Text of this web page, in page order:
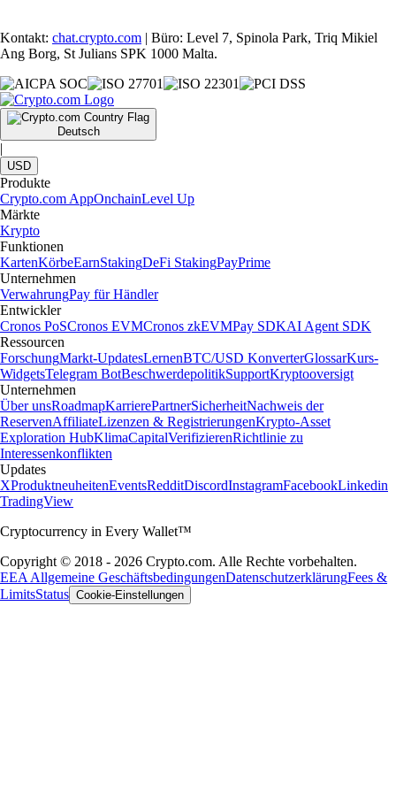
Kontakt: chat.crypto.com | Büro: Level 7, Spinola Park, Triq Mikiel
Ang Borg, St Julians SPK 1000 Malta.
Deutsch
|
USD
Produkte
Crypto.com AppOnchainLevel Up
Märkte
Krypto
Funktionen
KartenKörbeEarnStakingDeFi StakingPayPrime
Unternehmen
VerwahrungPay für Händler
Entwickler
Cronos PoSCronos EVMCronos zkEVMPay SDKAI Agent SDK
Ressourcen
ForschungMarkt-UpdatesLernenBTC/USD KonverterGlossarKurs-
WidgetsTelegram BotBeschwerdepolitikSupportKryptooversigt
Unternehmen
Über unsRoadmapKarrierePartnerSicherheitNachweis der
ReservenAffiliateLizenzen & RegistrierungenKrypto-Asset
Exploration HubKlimaCapitalVerifizierenRichtlinie zu
Interessenkonflikten
Updates
XProduktneuheitenEventsRedditDiscordInstagramFacebookLinkedin
TradingView
Cryptocurrency in Every Wallet™
Copyright © 2018 - 2026 Crypto.com. Alle Rechte vorbehalten.
EEA Allgemeine GeschäftsbedingungenDatenschutzerklärungFees &
LimitsStatus Cookie-Einstellungen